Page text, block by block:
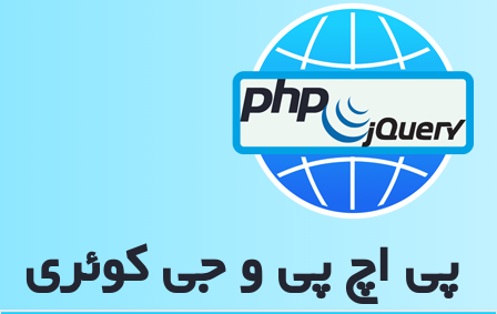
پی اچ پی و جی كوئری